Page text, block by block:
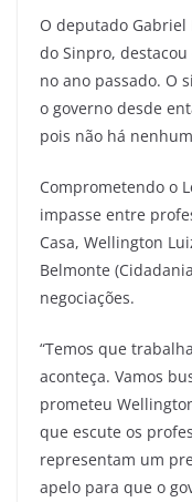
O deputado
do Sinpro,
no ano passado. O
o governo desde
pois não há
Comprometendo o
impasse entre
Casa, Wellington
Belmonte
negociações.
“Temos que
aconteça. Vamos
prometeu
que escute os
representam um
apelo para que o